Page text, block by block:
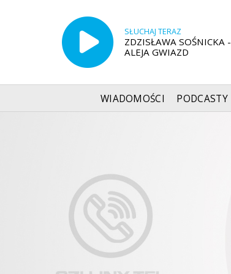
SŁUCHAJ TERAZ
ZDZISŁAWA SOŚNICKA -
ALEJA GWIAZD
WIADOMOŚCI PODCASTY